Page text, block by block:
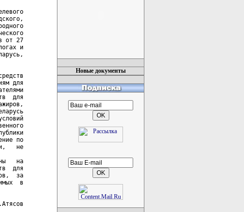
от 27
и
для
для
по
не
на
для
за
в
Новые документы